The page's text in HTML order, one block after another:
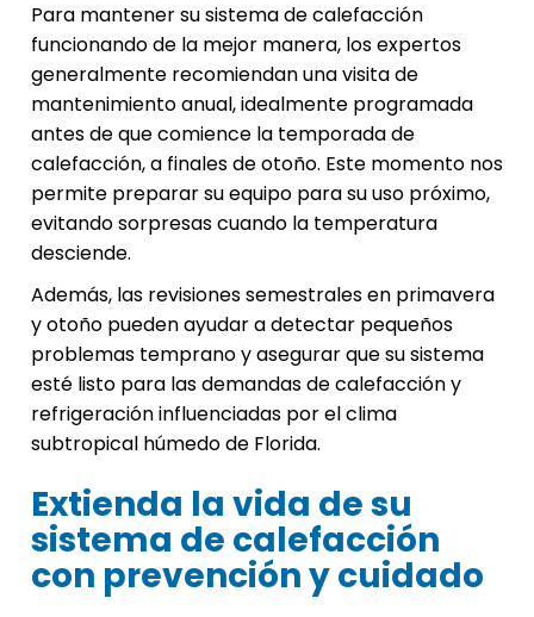
Para mantener su sistema de calefacción
funcionando de la mejor manera, los expertos
generalmente recomiendan una visita de
mantenimiento anual, idealmente programada
antes de que comience la temporada de
calefacción, a finales de otoño. Este momento nos
permite preparar su equipo para su uso próximo,
evitando sorpresas cuando la temperatura
desciende.
Además, las revisiones semestrales en primavera
y otoño pueden ayudar a detectar pequeños
problemas temprano y asegurar que su sistema
esté listo para las demandas de calefacción y
refrigeración influenciadas por el clima
subtropical húmedo de Florida.
Extienda la vida de su
sistema de calefacción
con prevención y cuidado